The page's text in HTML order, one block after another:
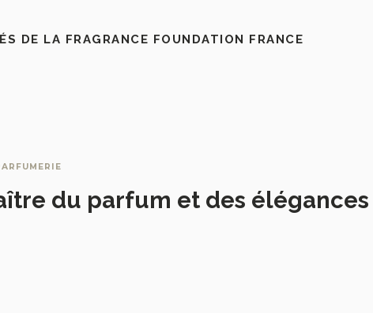
DE LA FRAGRANCE FOUNDATION FRANCE
du parfum et des élégances